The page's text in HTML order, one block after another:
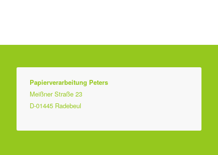
Papierverarbeitung Peters
Meißner Straße 23
D-01445 Radebeul